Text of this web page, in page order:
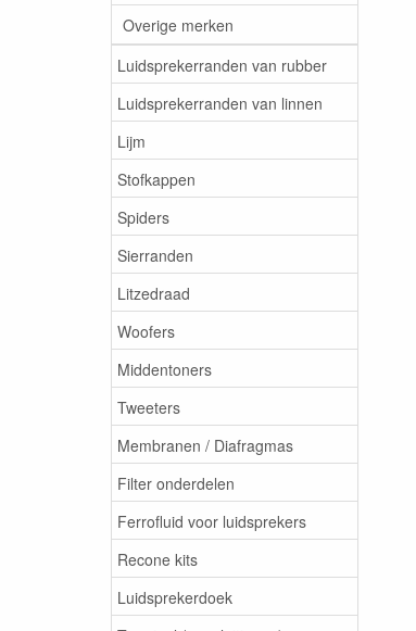
Overige merken
Luidsprekerranden van rubber
Luidsprekerranden van linnen
Lijm
Stofkappen
Spiders
Sierranden
Litzedraad
Woofers
Middentoners
Tweeters
Membranen / Diafragmas
Filter onderdelen
Ferrofluid voor luidsprekers
Recone kits
Luidsprekerdoek